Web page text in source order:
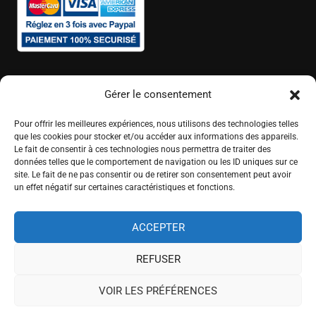
Gérer le consentement
Pour offrir les meilleures expériences, nous utilisons des technologies telles
que les cookies pour stocker et/ou accéder aux informations des appareils.
Le fait de consentir à ces technologies nous permettra de traiter des
données telles que le comportement de navigation ou les ID uniques sur ce
site. Le fait de ne pas consentir ou de retirer son consentement peut avoir
un effet négatif sur certaines caractéristiques et fonctions.
ACCEPTER
REFUSER
VOIR LES PRÉFÉRENCES